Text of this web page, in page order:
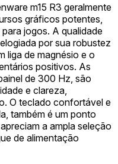
m15 R3 geralmente
gráficos potentes,
jogos. A qualidade
por sua robustez
liga de magnésio e o
positivos. As
de 300 Hz, são
e clareza,
O teclado confortável e
também é um ponto
a ampla seleção
de alimentação